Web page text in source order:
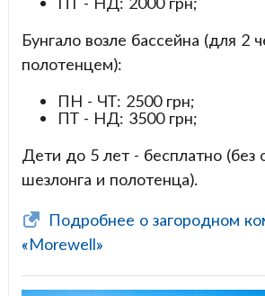
Бунгало возле бассейна (для 2
полотенцем):
ПН - ЧТ: 2500 грн;
ПТ - НД: 3500 грн;
Дети до 5 лет - бесплатно (без
шезлонга и полотенца).
Подробнее о загородном
«Morewell»